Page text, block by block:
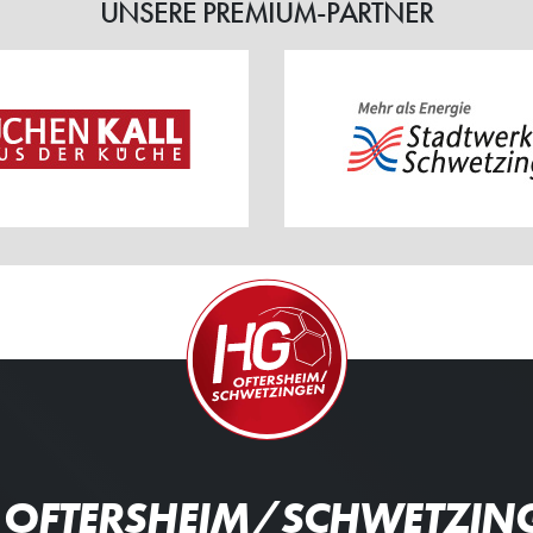
UNSERE PREMIUM-PARTNER